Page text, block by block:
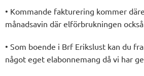
• Kommande fakturering kommer
månadsavin där elförbrukningen
• Som boende i Brf Erikslust kan du
något eget elabonnemang då vi har